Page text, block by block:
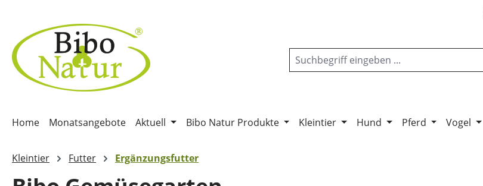
Home Monatsangebote Aktuell Bibo Natur Produkte Kleintier Hund Pferd Vogel
Kleintier Futter Ergänzungsfutter